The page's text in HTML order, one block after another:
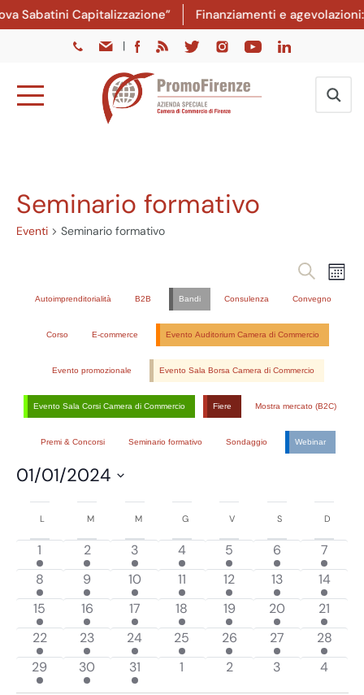
Sabatini Capitalizzazione” Finanziamenti e
|
Seminario formativo
Eventi Seminario formativo
Eventi
e
viste
CercaMese
Autoimprenditorialità B2B Bandi Consulenza Convegno
Corso E-commerce Evento Auditorium Camera di Commercio
Evento promozionale Evento Sala Borsa Camera di Commercio
Evento Sala Corsi Camera di Commercio Fiere Mostra mercato (B2C)
Premi & Concorsi Seminario formativo Sondaggio Webinar
01/01/2024
Seleziona
data.
Calendario
di
Eventi
L M M G V S D
has
1
evento,
1
has
1
evento,
2
has
1
evento,
3
has
1
evento,
4
has
1
evento,
5
has
1
evento,
6
has
1
evento,
7
has
1
evento,
8
has
1
evento,
9
has
1
evento,
10
has
1
evento,
11
has
1
evento,
12
has
1
evento,
13
has
1
evento,
14
has
1
evento,
15
has
1
evento,
16
has
1
evento,
17
has
1
evento,
18
has
1
evento,
19
has
1
evento,
20
has
1
evento,
21
has
1
evento,
22
has
1
evento,
23
has
1
evento,
24
has
1
evento,
25
has
1
evento,
26
has
1
evento,
27
has
1
evento,
28
has
29
has
30
has
1
31
has
1
has
2
has
3
has
4